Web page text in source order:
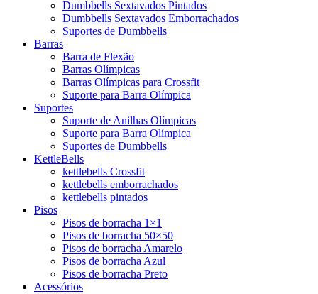
Dumbbells Sextavados Pintados
Dumbbells Sextavados Emborrachados
Suportes de Dumbbells
Barras
Barra de Flexão
Barras Olímpicas
Barras Olímpicas para Crossfit
Suporte para Barra Olímpica
Suportes
Suporte de Anilhas Olímpicas
Suporte para Barra Olímpica
Suportes de Dumbbells
KettleBells
kettlebells Crossfit
kettlebells emborrachados
kettlebells pintados
Pisos
Pisos de borracha 1×1
Pisos de borracha 50×50
Pisos de borracha Amarelo
Pisos de borracha Azul
Pisos de borracha Preto
Acessórios